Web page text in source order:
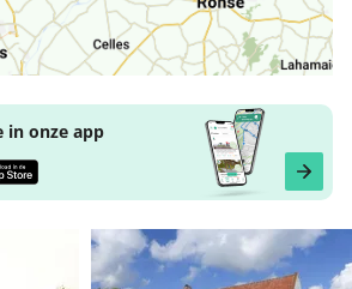
in onze app